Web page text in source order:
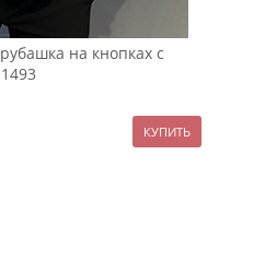
на кнопках с